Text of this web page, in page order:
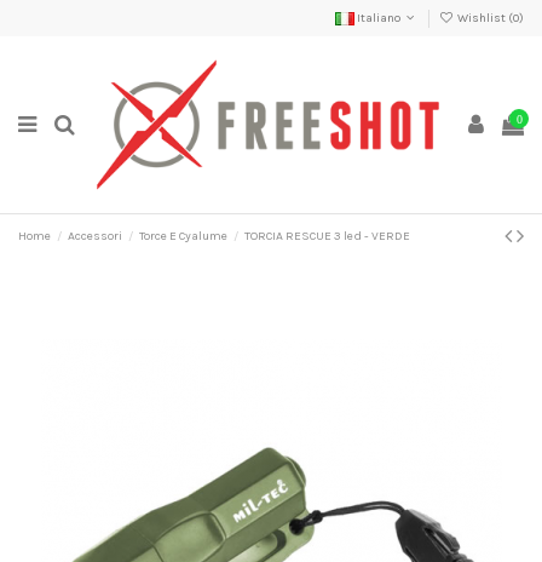
Italiano Wishlist (0)
0
Home Accessori Torce E Cyalume TORCIA RESCUE 3 led - VERDE